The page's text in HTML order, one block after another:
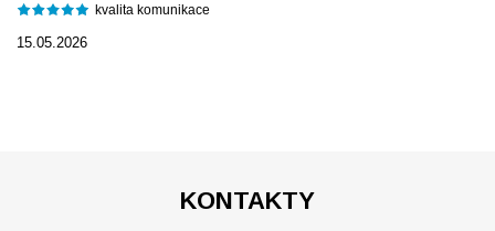
kvalita komunikace
15.05.2026
KONTAKTY